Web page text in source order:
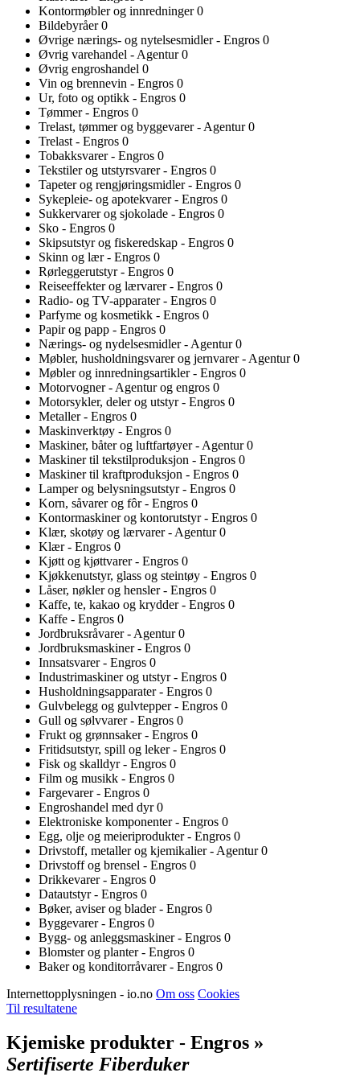
Kontormøbler og innredninger0
Bildebyråer0
Øvrige nærings- og nytelsesmidler - Engros 0
Øvrig varehandel - Agentur0
Øvrig engroshandel 0
Vin og brennevin - Engros 0
Ur, foto og optikk - Engros 0
Tømmer - Engros 0
Trelast, tømmer og byggevarer - Agentur0
Trelast - Engros 0
Tobakksvarer - Engros 0
Tekstiler og utstyrsvarer - Engros 0
Tapeter og rengjøringsmidler - Engros 0
Sykepleie- og apotekvarer - Engros 0
Sukkervarer og sjokolade - Engros 0
Sko - Engros 0
Skipsutstyr og fiskeredskap - Engros 0
Skinn og lær - Engros 0
Rørleggerutstyr - Engros 0
Reiseeffekter og lærvarer - Engros 0
Radio- og TV-apparater - Engros 0
Parfyme og kosmetikk - Engros 0
Papir og papp - Engros 0
Nærings- og nydelsesmidler - Agentur0
Møbler, husholdningsvarer og jernvarer - Agentur0
Møbler og innredningsartikler - Engros 0
Motorvogner - Agentur og engros 0
Motorsykler, deler og utstyr - Engros 0
Metaller - Engros 0
Maskinverktøy - Engros 0
Maskiner, båter og luftfartøyer - Agentur0
Maskiner til tekstilproduksjon - Engros 0
Maskiner til kraftproduksjon - Engros 0
Lamper og belysningsutstyr - Engros 0
Korn, såvarer og fôr - Engros 0
Kontormaskiner og kontorutstyr - Engros 0
Klær, skotøy og lærvarer - Agentur0
Klær - Engros 0
Kjøtt og kjøttvarer - Engros 0
Kjøkkenutstyr, glass og steintøy - Engros 0
Låser, nøkler og hensler - Engros 0
Kaffe, te, kakao og krydder - Engros 0
Kaffe - Engros 0
Jordbruksråvarer - Agentur0
Jordbruksmaskiner - Engros 0
Innsatsvarer - Engros 0
Industrimaskiner og utstyr - Engros 0
Husholdningsapparater - Engros 0
Gulvbelegg og gulvtepper - Engros 0
Gull og sølvvarer - Engros 0
Frukt og grønnsaker - Engros 0
Fritidsutstyr, spill og leker - Engros 0
Fisk og skalldyr - Engros 0
Film og musikk - Engros 0
Fargevarer - Engros 0
Engroshandel med dyr0
Elektroniske komponenter - Engros 0
Egg, olje og meieriprodukter - Engros 0
Drivstoff, metaller og kjemikalier - Agentur0
Drivstoff og brensel - Engros 0
Drikkevarer - Engros 0
Datautstyr - Engros 0
Bøker, aviser og blader - Engros 0
Byggevarer - Engros 0
Bygg- og anleggsmaskiner - Engros 0
Blomster og planter - Engros 0
Baker og konditorråvarer - Engros 0
Internettopplysningen - io.no Om oss Cookies
Til resultatene
Kjemiske produkter - Engros »
Sertifiserte Fiberduker